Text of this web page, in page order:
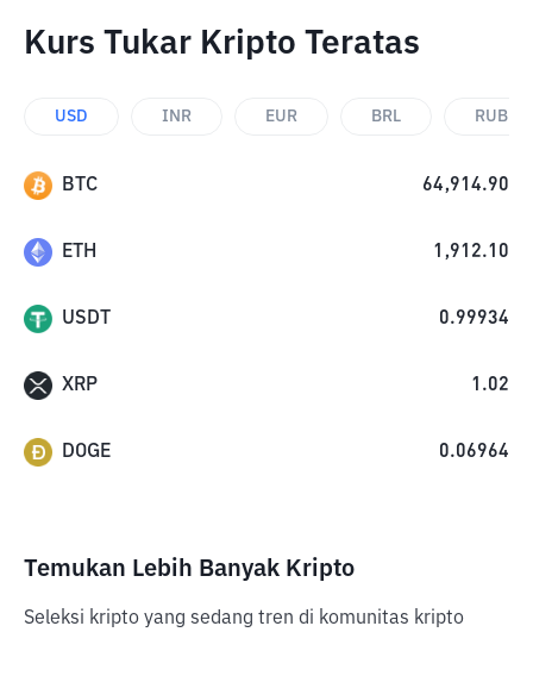
Kurs Tukar Kripto Teratas
USD INR EUR BRL RUB
BTC 64,914.90
ETH 1,912.10
USDT 0.99934
XRP 1.02
DOGE 0.06964
Temukan Lebih Banyak Kripto
Seleksi kripto yang sedang tren di komunitas kripto